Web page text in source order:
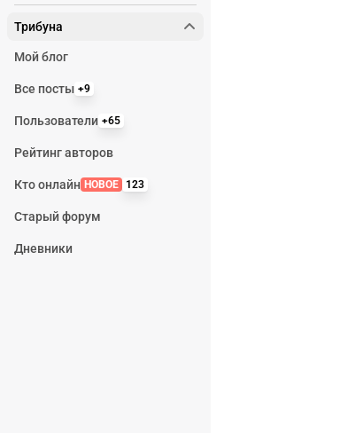
Трибуна
Мой блог
Все посты +9
Пользователи +65
Рейтинг авторов
Кто онлайн НОВОЕ 123
Старый форум
Дневники